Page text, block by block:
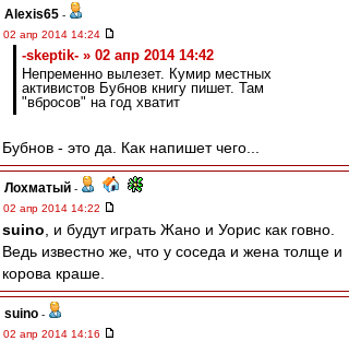
Alexis65 -
02 апр 2014 14:24
-skeptik- » 02 апр 2014 14:42
Непременно вылезет. Кумир местных
активистов Бубнов книгу пишет. Там
"вбросов" на год хватит
Бубнов - это да. Как напишет чего...
Лохматый -
02 апр 2014 14:22
suino , и будут играть Жано и Уорис как говно.
Ведь известно же, что у соседа и жена толще и
корова краше.
suino -
02 апр 2014 14:16